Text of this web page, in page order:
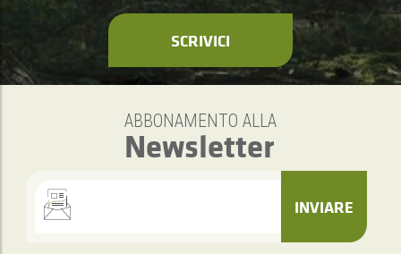
SCRIVICI
ABBONAMENTO ALLA
Newsletter
INVIARE